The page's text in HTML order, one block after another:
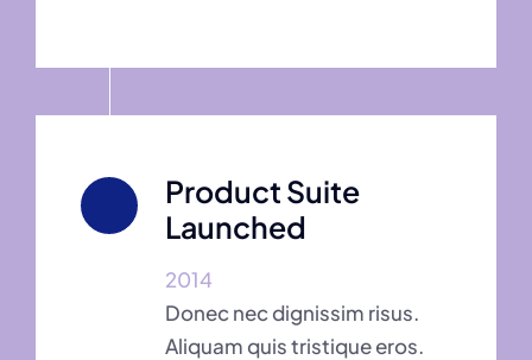
Product Suite
Launched
2014
Donec nec dignissim risus.
Aliquam quis tristique eros.